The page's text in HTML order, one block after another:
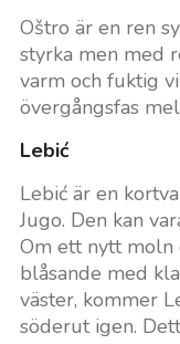
Oštro är en ren
styrka men med
varm och fuktig
övergångsfas
Lebić
Lebić är en
Jugo. Den kan
Om ett nytt moln
blåsande med
väster, kommer
söderut igen.